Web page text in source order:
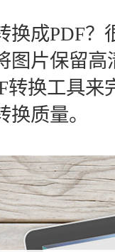
换成PDF
图片保留
转换工具
质量。